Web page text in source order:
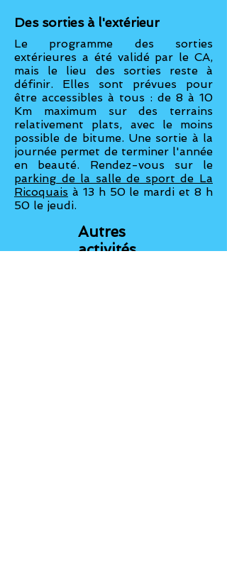
Des sorties à l'extérieur
Le programme des sorties
extérieures a été validé par le CA,
mais le lieu des sorties reste à
définir. Elles sont prévues pour
être accessibles à tous : de 8 à 10
Km maximum sur des terrains
relativement plats, avec le moins
possible de bitume. Une sortie à la
journée permet de terminer l'année
en beauté. Rendez-vous sur le
parking de la salle de sport de La
Ricoquais à 13 h 50 le mardi et 8 h
50 le jeudi.
Autres
activités